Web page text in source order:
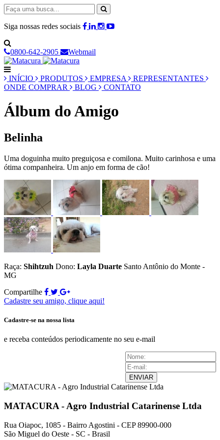
Siga nossas redes sociais
0800-642-2905 Webmail
INÍCIO PRODUTOS EMPRESA
REPRESENTANTES
ONDE COMPRAR
BLOG CONTATO
Álbum do Amigo
Belinha
Uma doguinha muito preguiçosa e comilona. Muito carinhosa e uma
ótima companheira. Um anjo em forma de cão!
Raça: Shihtzuh Dono: Layla Duarte Santo Antônio do Monte -
MG
Compartilhe
Cadastre seu amigo, clique aqui!
Cadastre-se na nossa lista
e receba conteúdos periodicamente no seu e-mail
ENVIAR
MATACURA - Agro Industrial Catarinense Ltda
Rua Oiapoc, 1085 - Bairro Agostini - CEP 89900-000
São Miguel do Oeste - SC - Brasil